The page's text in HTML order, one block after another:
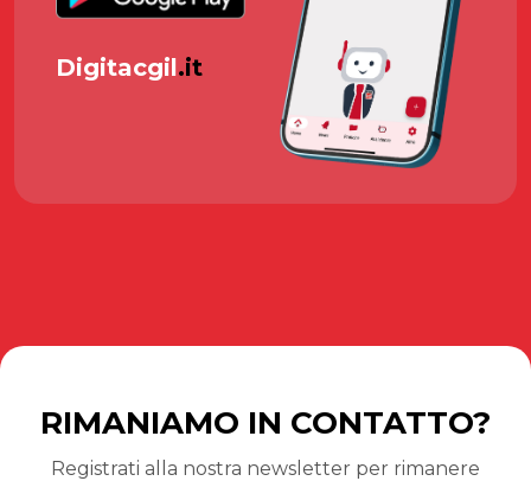
Digitacgil.it
RIMANIAMO IN CONTATTO?
Registrati alla nostra newsletter per rimanere